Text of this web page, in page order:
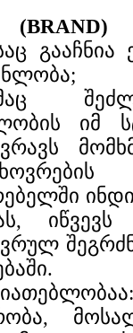
(BRAND)
გააჩნია
იმ
იწვევს